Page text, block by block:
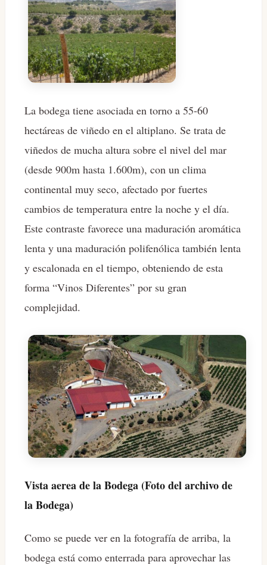
La bodega tiene asociada en torno a 55-60
hectáreas de viñedo en el altiplano. Se trata de
viñedos de mucha altura sobre el nivel del mar
(desde 900m hasta 1.600m), con un clima
continental muy seco, afectado por fuertes
cambios de temperatura entre la noche y el día.
Este contraste favorece una maduración aromática
lenta y una maduración polifenólica también lenta
y escalonada en el tiempo, obteniendo de esta
forma “Vinos Diferentes” por su gran
complejidad.
Vista aerea de la Bodega (Foto del archivo de
la Bodega)
Como se puede ver en la fotografía de arriba, la
bodega está como enterrada para aprovechar las